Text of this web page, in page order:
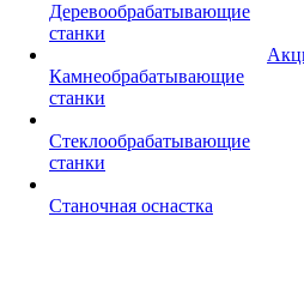
Деревообрабатывающие
станки
Камнеобрабатывающие
станки
Стеклообрабатывающие
станки
Станочная оснастка